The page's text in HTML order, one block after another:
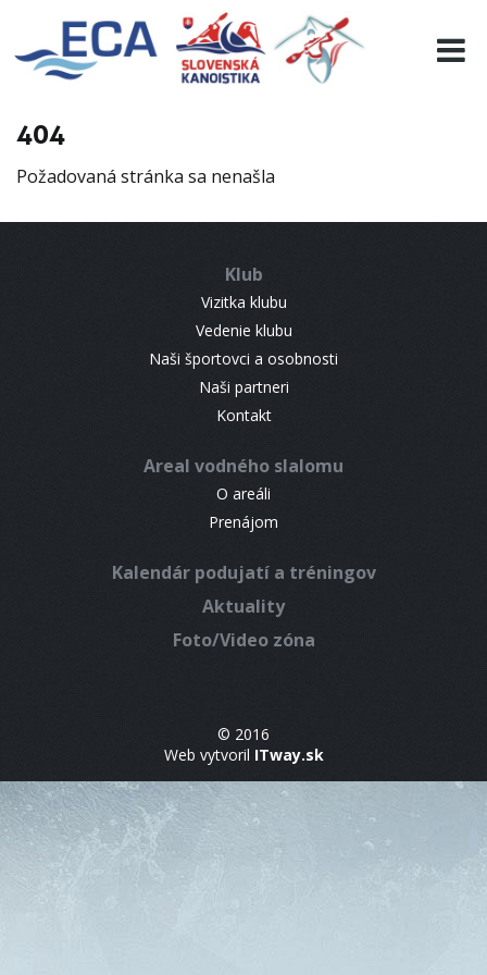
404
Požadovaná stránka sa nenašla
Klub
Vizitka klubu
Vedenie klubu
Naši športovci a osobnosti
Naši partneri
Kontakt
Areal vodného slalomu
O areáli
Prenájom
Kalendár podujatí a tréningov
Aktuality
Foto/Video zóna
© 2016
Web vytvoril ITway.sk
EURO 19
INFO
RESULTS
CONTACT